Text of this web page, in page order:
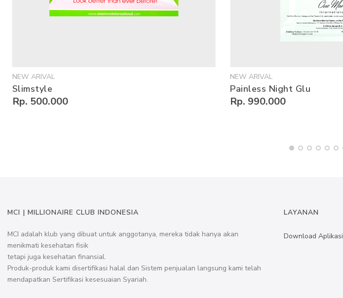
NEW ARIVAL
Slimstyle
Rp. 500.000
NEW ARIVAL
Painless Night Glu
Rp. 990.000
MCI | MILLIONAIRE CLUB INDONESIA
MCI adalah klub yang dibuat untuk anggotanya, mereka tidak hanya akan
menikmati kesehatan fisik
tetapi juga kesehatan finansial.
Produk-produk kami disertifikasi halal dan Sistem penjualan langsung kami telah
mendapatkan Sertifikasi kesesuaian Syariah.
LAYANAN
Download Aplikasi